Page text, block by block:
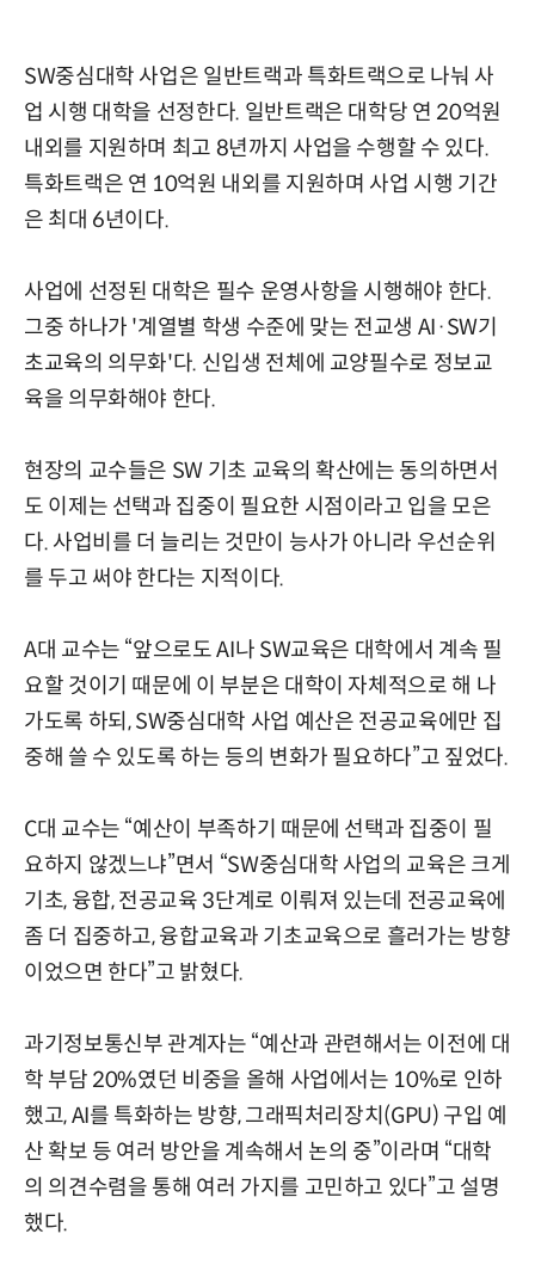
SW중심대학 사업은 일반트랙과 특화트랙으로 나눠 사
업 시행 대학을 선정한다. 일반트랙은 대학당 연 20억원
내외를 지원하며 최고 8년까지 사업을 수행할 수 있다.
특화트랙은 연 10억원 내외를 지원하며 사업 시행 기간
은 최대 6년이다.
사업에 선정된 대학은 필수 운영사항을 시행해야 한다.
그중 하나가 '계열별 학생 수준에 맞는 전교생 AI·SW기
초교육의 의무화'다. 신입생 전체에 교양필수로 정보교
육을 의무화해야 한다.
현장의 교수들은 SW 기초 교육의 확산에는 동의하면서
도 이제는 선택과 집중이 필요한 시점이라고 입을 모은
다. 사업비를 더 늘리는 것만이 능사가 아니라 우선순위
를 두고 써야 한다는 지적이다.
A대 교수는 “앞으로도 AI나 SW교육은 대학에서 계속 필
요할 것이기 때문에 이 부분은 대학이 자체적으로 해 나
가도록 하되, SW중심대학 사업 예산은 전공교육에만 집
중해 쓸 수 있도록 하는 등의 변화가 필요하다”고 짚었다.
C대 교수는 “예산이 부족하기 때문에 선택과 집중이 필
요하지 않겠느냐”면서 “SW중심대학 사업의 교육은 크게
기초, 융합, 전공교육 3단계로 이뤄져 있는데 전공교육에
좀 더 집중하고, 융합교육과 기초교육으로 흘러가는 방향
이었으면 한다”고 밝혔다.
과기정보통신부 관계자는 “예산과 관련해서는 이전에 대
학 부담 20%였던 비중을 올해 사업에서는 10%로 인하
했고, AI를 특화하는 방향, 그래픽처리장치(GPU) 구입 예
산 확보 등 여러 방안을 계속해서 논의 중”이라며 “대학
의 의견수렴을 통해 여러 가지를 고민하고 있다”고 설명
했다.